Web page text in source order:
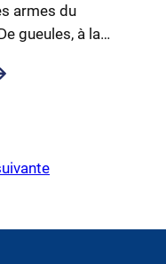
armes du
gueules, à la…